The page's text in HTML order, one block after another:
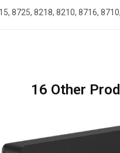
8725, 8218, 8210, 8716,
16 Other